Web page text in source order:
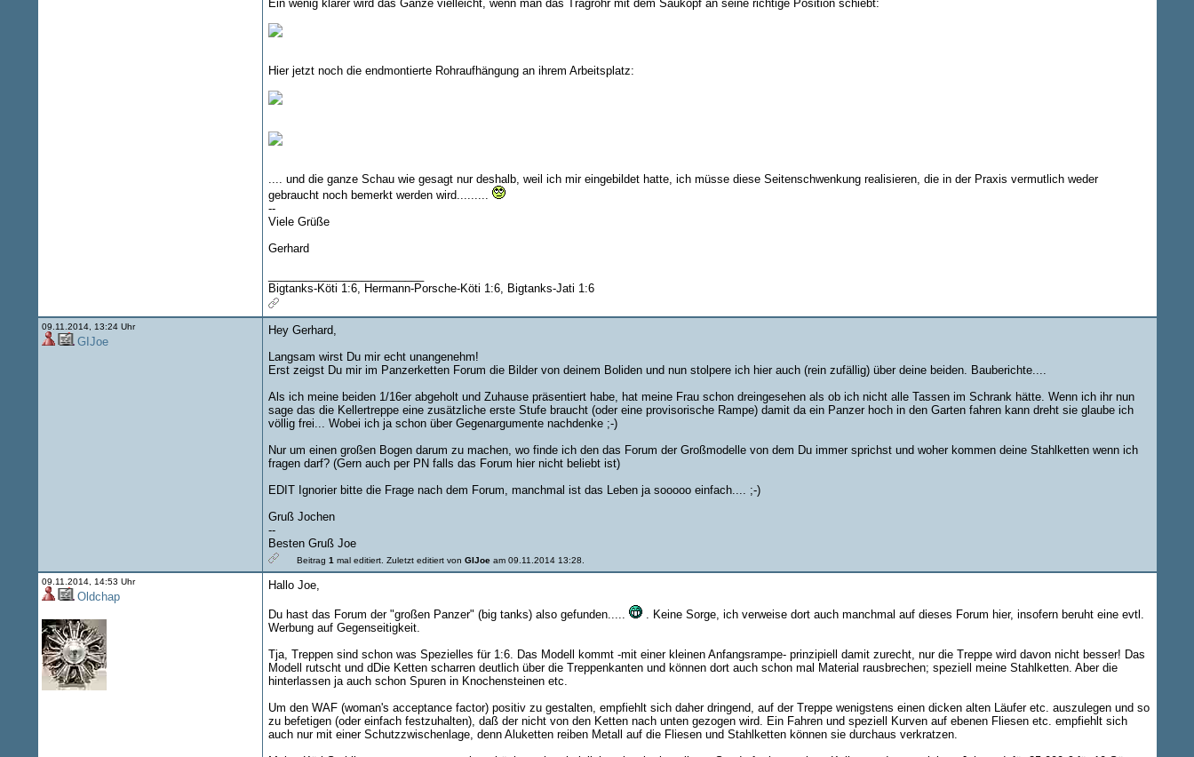
Ein wenig klarer wird das Ganze vielleicht, wenn man das Tragrohr mit dem Saukopf an seine richtige Position schiebt:
Hier jetzt noch die endmontierte Rohraufhängung an ihrem Arbeitsplatz:
.... und die ganze Schau wie gesagt nur deshalb, weil ich mir eingebildet hatte, ich müsse diese Seitenschwenkung realisieren, die in der Praxis vermutlich weder
gebraucht noch bemerkt werden wird.........
--
Viele Grüße
Gerhard
Bigtanks-Köti 1:6, Hermann-Porsche-Köti 1:6, Bigtanks-Jati 1:6
09.11.2014, 13:24 Uhr
GIJoe
Hey Gerhard,
Langsam wirst Du mir echt unangenehm!
Erst zeigst Du mir im Panzerketten Forum die Bilder von deinem Boliden und nun stolpere ich hier auch (rein zufällig) über deine beiden. Bauberichte....
Als ich meine beiden 1/16er abgeholt und Zuhause präsentiert habe, hat meine Frau schon dreingesehen als ob ich nicht alle Tassen im Schrank hätte. Wenn ich ihr nun
sage das die Kellertreppe eine zusätzliche erste Stufe braucht (oder eine provisorische Rampe) damit da ein Panzer hoch in den Garten fahren kann dreht sie glaube ich
völlig frei... Wobei ich ja schon über Gegenargumente nachdenke ;-)
Nur um einen großen Bogen darum zu machen, wo finde ich den das Forum der Großmodelle von dem Du immer sprichst und woher kommen deine Stahlketten wenn ich
fragen darf? (Gern auch per PN falls das Forum hier nicht beliebt ist)
EDIT Ignorier bitte die Frage nach dem Forum, manchmal ist das Leben ja sooooo einfach.... ;-)
Gruß Jochen
--
Besten Gruß Joe
Beitrag 1 mal editiert. Zuletzt editiert von GIJoeam 09.11.2014 13:28.
09.11.2014, 14:53 Uhr
Oldchap
Hallo Joe,
Du hast das Forum der "großen Panzer" (big tanks) also gefunden.....
. Keine Sorge, ich verweise dort auch manchmal auf dieses Forum hier, insofern beruht eine evtl.
Werbung auf Gegenseitigkeit.
Tja, Treppen sind schon was Spezielles für 1:6. Das Modell kommt -mit einer kleinen Anfangsrampe- prinzipiell damit zurecht, nur die Treppe wird davon nicht besser! Das
Modell rutscht und dDie Ketten scharren deutlich über die Treppenkanten und können dort auch schon mal Material rausbrechen; speziell meine Stahlketten. Aber die
hinterlassen ja auch schon Spuren in Knochensteinen etc.
Um den WAF (woman's acceptance factor) positiv zu gestalten, empfiehlt sich daher dringend, auf der Treppe wenigstens einen dicken alten Läufer etc. auszulegen und so
zu befetigen (oder einfach festzuhalten), daß der nicht von den Ketten nach unten gezogen wird. Ein Fahren und speziell Kurven auf ebenen Fliesen etc. empfiehlt sich
auch nur mit einer Schutzzwischenlage, denn Aluketten reiben Metall auf die Fliesen und Stahlketten können sie durchaus verkratzen.